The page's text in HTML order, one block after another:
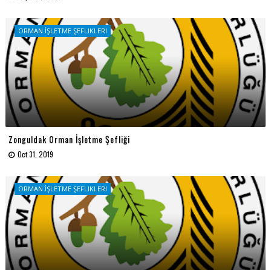
ORMAN İŞLETME ŞEFLIKLERI
Zonguldak Orman İşletme Şefliği
Oct 31, 2019
ORMAN İŞLETME ŞEFLIKLERI